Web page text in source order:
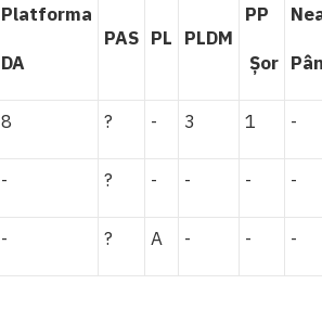
Platforma
DA
PAS PL PLDM
PP
Șor
8 ? - 3 1 -
- ? - - - -
- ? A - - -